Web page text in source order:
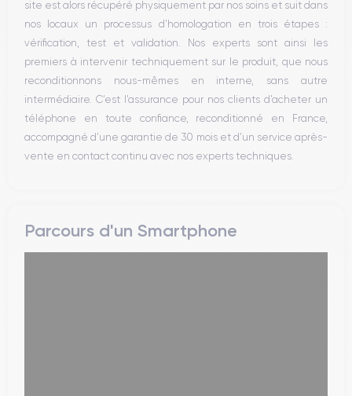
Prise USB
site est alors récupéré physiquement par nos soins et suit dans
nos locaux un processus d’homologation en trois étapes :
vérification, test et validation. Nos experts sont ainsi les
premiers à intervenir techniquement sur le produit, que nous
reconditionnons nous-mêmes en interne, sans autre
intermédiaire. C’est l’assurance pour nos clients d’acheter un
téléphone en toute confiance, reconditionné en France,
accompagné d’une garantie de 30 mois et d’un service après-
vente en contact continu avec nos experts techniques.
Parcours d'un Smartphone